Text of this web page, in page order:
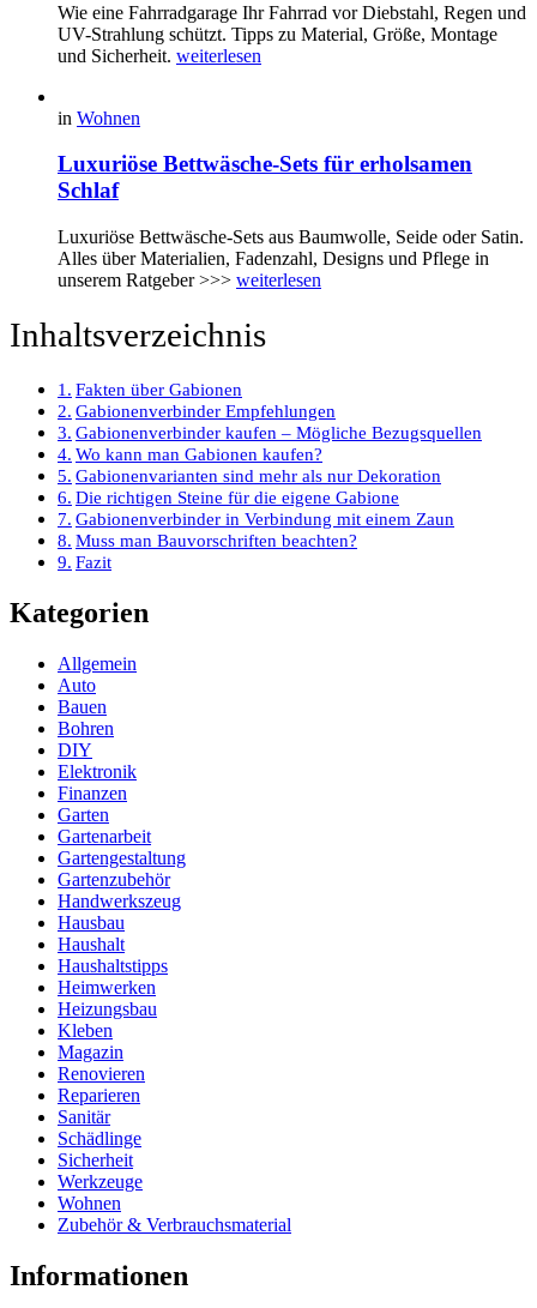
Wie eine Fahrradgarage Ihr Fahrrad vor Diebstahl, Regen und
UV-Strahlung schützt. Tipps zu Material, Größe, Montage
und Sicherheit. weiterlesen
in Wohnen
Luxuriöse Bettwäsche-Sets für erholsamen
Schlaf
Luxuriöse Bettwäsche-Sets aus Baumwolle, Seide oder Satin.
Alles über Materialien, Fadenzahl, Designs und Pflege in
unserem Ratgeber >>> weiterlesen
Inhaltsverzeichnis
Fakten über Gabionen
Gabionenverbinder Empfehlungen
Gabionenverbinder kaufen – Mögliche Bezugsquellen
Wo kann man Gabionen kaufen?
Gabionenvarianten sind mehr als nur Dekoration
Die richtigen Steine für die eigene Gabione
Gabionenverbinder in Verbindung mit einem Zaun
Muss man Bauvorschriften beachten?
Fazit
Kategorien
Allgemein
Auto
Bauen
Bohren
DIY
Elektronik
Finanzen
Garten
Gartenarbeit
Gartengestaltung
Gartenzubehör
Handwerkszeug
Hausbau
Haushalt
Haushaltstipps
Heimwerken
Heizungsbau
Kleben
Magazin
Renovieren
Reparieren
Sanitär
Schädlinge
Sicherheit
Werkzeuge
Wohnen
Zubehör & Verbrauchsmaterial
Informationen